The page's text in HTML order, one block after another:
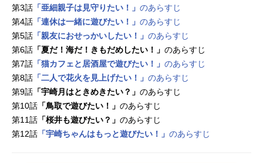
第3話 「亜細親子は見守りたい！」 のあらすじ
第4話 「連休は一緒に遊びたい！」 のあらすじ
第5話 「親友におせっかいしたい！」 のあらすじ
第6話 「夏だ！海だ！きもだめしたい！」 のあらすじ
第7話 「猫カフェと居酒屋で遊びたい！」 のあらすじ
第8話 「二人で花火を見上げたい！」 のあらすじ
第9話 「宇崎月はときめきたい？」 のあらすじ
第10話 「鳥取で遊びたい！」 のあらすじ
第11話 「桜井も遊びたい？」 のあらすじ
第12話 「宇崎ちゃんはもっと遊びたい！」 のあらすじ